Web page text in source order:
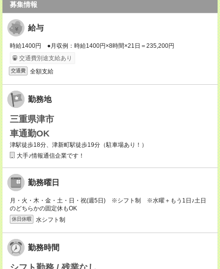
募集情報
給与
時給1400円 ●月収例：時給1400円×8時間×21日＝235,200円
交通費別途支給あり
交通費 全額支給
勤務地
三重県津市
車通勤OK
津駅徒歩18分、津新町駅徒歩19分（駐車場あり！）
大手♪情報通信企業です！
勤務曜日
月・火・木・金・土・日・祝(週5日) ※シフト制 ※水曜＋もう1日♪土日
のどちらかの固定休もOK
休日休暇 水シフト制
勤務時間